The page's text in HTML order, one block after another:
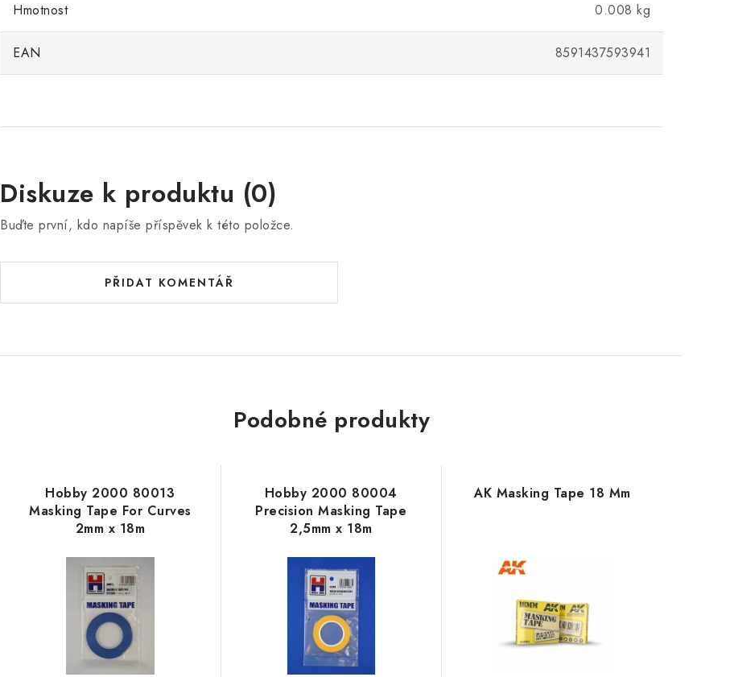
Hmotnost 0.008 kg
EAN 8591437593941
Diskuze k produktu (0)
Buďte první, kdo napíše příspěvek k této položce.
PŘIDAT KOMENTÁŘ
Podobné produkty
Hobby 2000 80013
Masking Tape For Curves
2mm x 18m
Hobby 2000 80004
Precision Masking Tape
2,5mm x 18m
AK Masking Tape 18 Mm